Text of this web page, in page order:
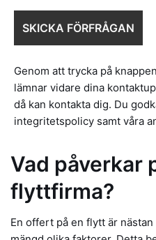
Genom att trycka på
lämnar vidare dina
då kan kontakta dig. Du
integritetspolicy samt våra
Vad påverkar
flyttfirma?
En offert på en flytt är